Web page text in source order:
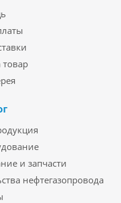
товар
и запчасти
нефтегазопровода